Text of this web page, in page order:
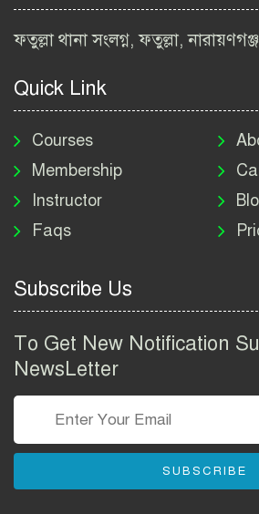
২০২৬ |
মাদকদ্রব্য
নিয়োগ
Job
২০২৬ | ই-
Group
তথ্য
বাংলাদেশ
ফতুল্লা থানা সংলগ্ন, ফতুল্লা,
Quick Link
Courses
Membership
Instructor
Faqs
Subscribe Us
To Get New Notification
NewsLetter
SUBSCRIBE